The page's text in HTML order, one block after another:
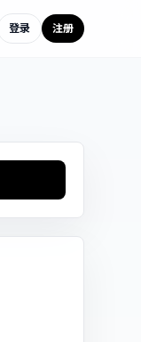
登录 注册